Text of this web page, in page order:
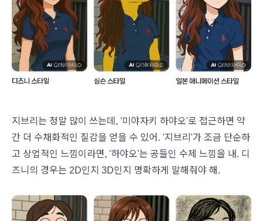
지브리는 정말 많이 쓰는데, '미야자키 하야오'로 접근하면 약
간 더 수채화적인 질감을 얻을 수 있어. '지브리'가 조금 단순하
고 상업적인 느낌이라면, '하야오'는 공들인 수제 느낌을 내. 디
즈니의 경우는 2D인지 3D인지 명확하게 말해줘야 해.